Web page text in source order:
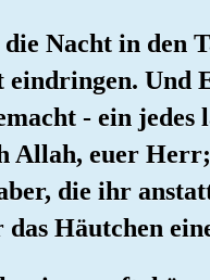
Nacht in den
eindringen. Und
- ein jedes
Allah, euer
die ihr
Häutchen